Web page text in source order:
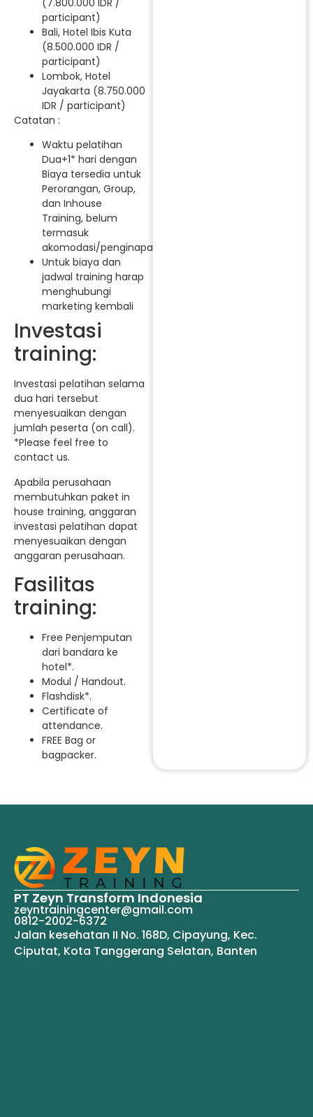
(7.800.000 IDR /
participant)
Bali, Hotel Ibis Kuta
(8.500.000 IDR /
participant)
Lombok, Hotel
Jayakarta (8.750.000
IDR / participant)
Catatan :
Waktu pelatihan
Dua+1* hari dengan
Biaya tersedia untuk
Perorangan, Group,
dan Inhouse
Training, belum
termasuk
akomodasi/penginapan.
Untuk biaya dan
jadwal training harap
menghubungi
marketing kembali
Investasi
training:
Investasi pelatihan selama
dua hari tersebut
menyesuaikan dengan
jumlah peserta (on call).
*Please feel free to
contact us.
Apabila perusahaan
membutuhkan paket in
house training, anggaran
investasi pelatihan dapat
menyesuaikan dengan
anggaran perusahaan.
Fasilitas
training:
Free Penjemputan
dari bandara ke
hotel*.
Modul / Handout.
Flashdisk*.
Certificate of
attendance.
FREE Bag or
bagpacker.
PT Zeyn Transform Indonesia
zeyntrainingcenter@gmail.com
0812-2002-6372
Jalan kesehatan II No. 168D, Cipayung, Kec.
Ciputat, Kota Tanggerang Selatan, Banten